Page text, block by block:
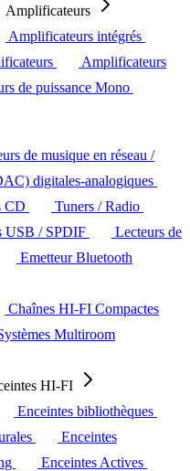
Amplificateurs
Amplificateurs intégrés
Amplificateurs
de puissance Mono
de musique en réseau /
digitales-analogiques
CD
Tuners / Radio
USB / SPDIF
Lecteurs de
Emetteur Bluetooth
Chaînes HI-FI Compactes
Multiroom
HI-FI
Enceintes bibliothèques
Enceintes
Enceintes Actives